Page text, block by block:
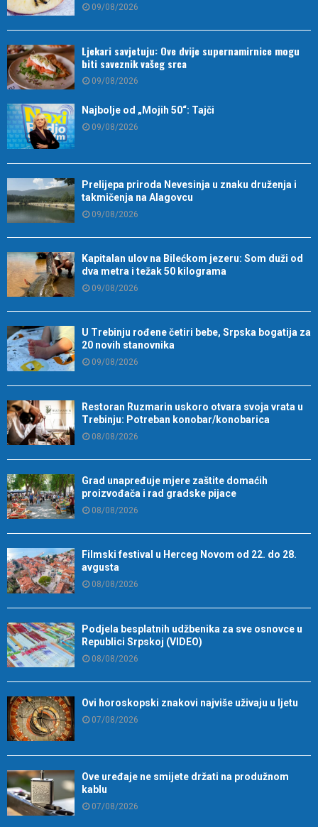
09/08/2026
Ljekari savjetuju: Ove dvije supernamirnice mogu
biti saveznik vašeg srca
09/08/2026
Najbolje od „Mojih 50“: Tajči
09/08/2026
Prelijepa priroda Nevesinja u znaku druženja i
takmičenja na Alagovcu
09/08/2026
Kapitalan ulov na Bilećkom jezeru: Som duži od
dva metra i težak 50 kilograma
09/08/2026
U Trebinju rođene četiri bebe, Srpska bogatija za
20 novih stanovnika
09/08/2026
Restoran Ruzmarin uskoro otvara svoja vrata u
Trebinju: Potreban konobar/konobarica
08/08/2026
Grad unapređuje mjere zaštite domaćih
proizvođača i rad gradske pijace
08/08/2026
Filmski festival u Herceg Novom od 22. do 28.
avgusta
08/08/2026
Podjela besplatnih udžbenika za sve osnovce u
Republici Srpskoj (VIDEO)
08/08/2026
Ovi horoskopski znakovi najviše uživaju u ljetu
07/08/2026
Ove uređaje ne smijete držati na produžnom
kablu
07/08/2026